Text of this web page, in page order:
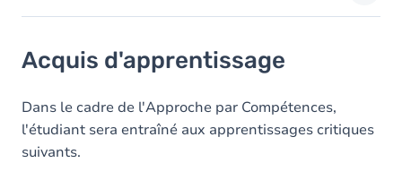
Objectifs
Contenu
Exercices
Acquis d'apprentissage
Dans le cadre de l'Approche par Compétences,
l'étudiant sera entraîné aux apprentissages critiques
suivants.